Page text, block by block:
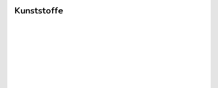
Blöcke
Kunststoffe